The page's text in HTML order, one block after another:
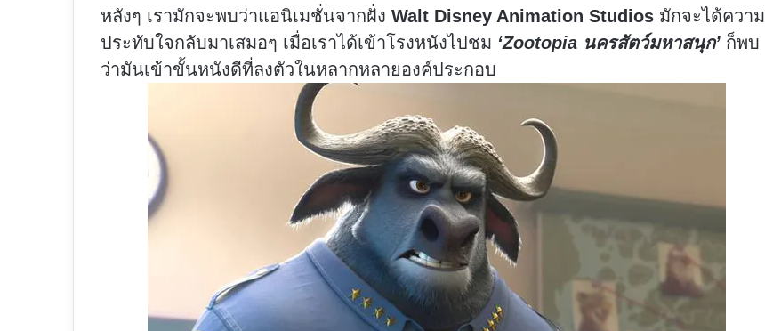
หลังๆ เรามักจะพบว่าแอนิเมชั่นจากฝั่งWalt Disney Animation Studios มักจะได้ความ
ประทับใจกลับมาเสมอๆ เมื่อเราได้เข้าโรงหนังไปชม ‘Zootopia นครสัตว์มหาสนุก’ ก็พบ
ว่ามันเข้าขั้นหนังดีที่ลงตัวในหลากหลายองค์ประกอบ